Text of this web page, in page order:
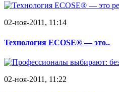
02-ноя-2011, 11:14
Технология ECOSE® — это..
02-ноя-2011, 11:22